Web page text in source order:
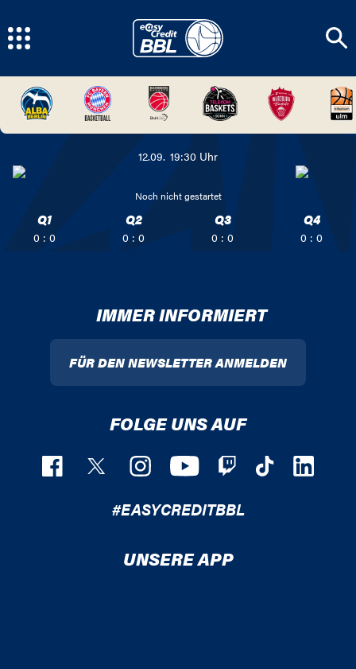
12.09. 19:30 Uhr
Noch nicht gestartet
Q1
0 : 0
Q2
0 : 0
Q3
0 : 0
Q4
0 : 0
IMMER INFORMIERT
FÜR DEN NEWSLETTER ANMELDEN
FOLGE UNS AUF
#EASYCREDITBBL
UNSERE APP